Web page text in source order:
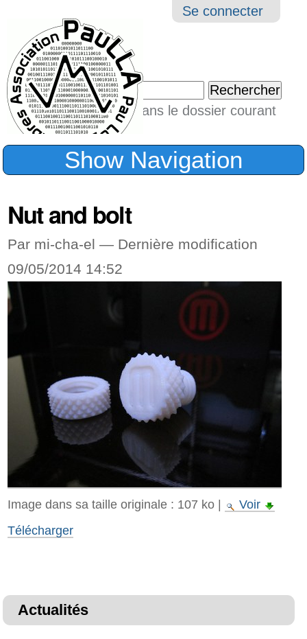
Outils
Se connecter
Chercher par
Seulement dans le dossier courant
Recherche
Show Navigation
Nut and bolt
Par mi-cha-el — Dernière modification
09/05/2014 14:52
Image dans sa taille originale : 107 ko|
Voir
Télécharger
Actualités